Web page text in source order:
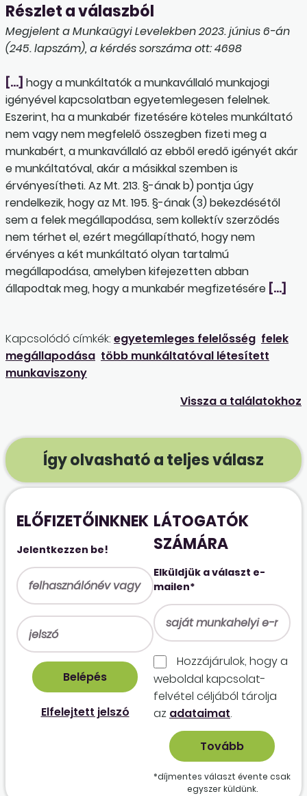
Részlet a válaszból
Megjelent a Munkaügyi Levelekben 2023. június 6-án
(245. lapszám), a kérdés sorszáma ott: 4698
[…] hogy a munkáltatók a munkavállaló munkajogi
igényével kapcsolatban egyetemlegesen felelnek.
Eszerint, ha a munkabér fizetésére köteles munkáltató
nem vagy nem megfelelő összegben fizeti meg a
munkabért, a munkavállaló az ebből eredő igényét akár
e munkáltatóval, akár a másikkal szemben is
érvényesítheti. Az Mt. 213. §-ának b) pontja úgy
rendelkezik, hogy az Mt. 195. §-ának (3) bekezdésétől
sem a felek megállapodása, sem kollektív szerződés
nem térhet el, ezért megállapítható, hogy nem
érvényes a két munkáltató olyan tartalmú
megállapodása, amelyben kifejezetten abban
állapodtak meg, hogy a munkabér megfizetésére […]
Kapcsolódó címkék: egyetemleges felelősség felek
megállapodása több munkáltatóval létesített
munkaviszony
Vissza a találatokhoz
Így olvasható a teljes válasz
ELŐFIZETŐINKNEK
Jelentkezzen be!
Elfelejtett jelszó
LÁTOGATÓK
SZÁMÁRA
Elküldjük a választ e-
mailen*
Hozzájárulok, hogy a
weboldal kapcso­lat­
felvétel céljából tárolja
az adataimat.
*díjmentes választ évente csak
egyszer küldünk.